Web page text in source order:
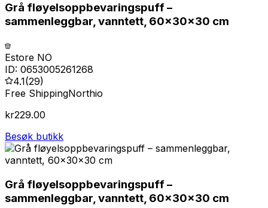
Grå fløyelsoppbevaringspuff –
sammenleggbar, vanntett, 60x30x30 cm
Estore NO
ID: 0653005261268
4.1(29)
Free ShippingNorthio
kr229.00
Besøk butikk
Grå fløyelsoppbevaringspuff –
sammenleggbar, vanntett, 60x30x30 cm